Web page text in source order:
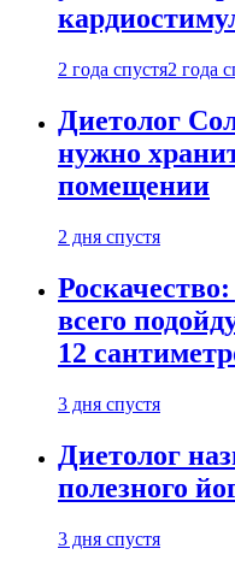
2 года спустя2 года
Диетолог
нужно
помещении
2 дня спустя
всего
12
3 дня спустя
Диетолог
полезного
3 дня спустя